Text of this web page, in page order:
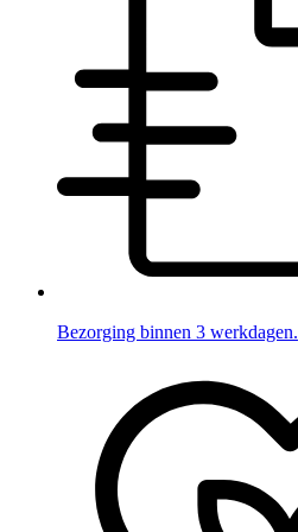
Bezorging binnen 3 werkdagen.